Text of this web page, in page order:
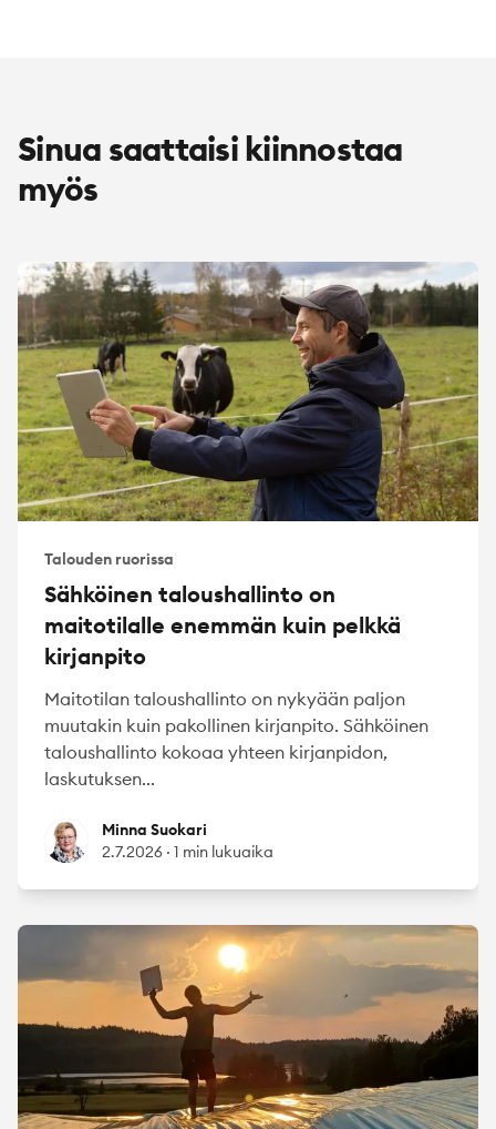
Sinua saattaisi kiinnostaa
myös
Talouden ruorissa
Sähköinen taloushallinto on
maitotilalle enemmän kuin pelkkä
kirjanpito
Maitotilan taloushallinto on nykyään paljon
muutakin kuin pakollinen kirjanpito. Sähköinen
taloushallinto kokoaa yhteen kirjanpidon,
laskutuksen...
Minna Suokari
Minna Suokari
2.7.2026 · 1 min lukuaika